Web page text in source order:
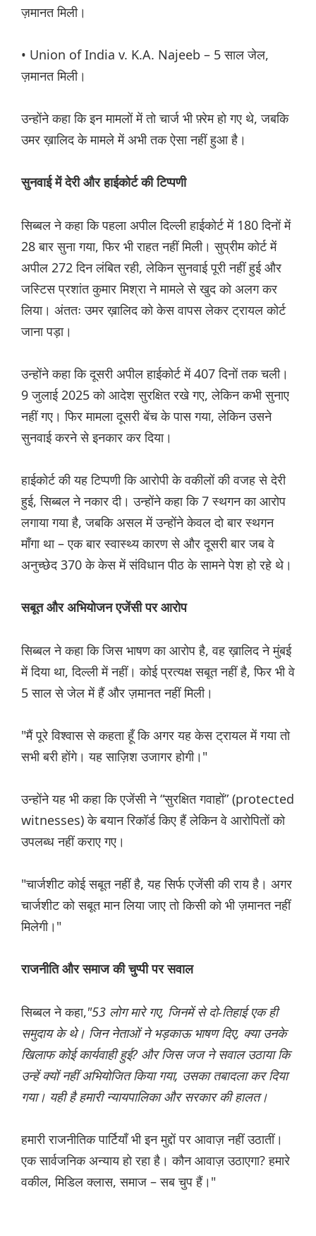
ज़मानत मिली।
• Union of India v. K.A. Najeeb – 5 साल जेल,
ज़मानत मिली।
उन्होंने कहा कि इन मामलों में तो चार्ज भी फ़्रेम हो गए थे, जबकि
उमर ख़ालिद के मामले में अभी तक ऐसा नहीं हुआ है।
सुनवाई में देरी और हाईकोर्ट की टिप्पणी
सिब्बल ने कहा कि पहला अपील दिल्ली हाईकोर्ट में 180 दिनों में
28 बार सुना गया, फिर भी राहत नहीं मिली। सुप्रीम कोर्ट में
अपील 272 दिन लंबित रही, लेकिन सुनवाई पूरी नहीं हुई और
जस्टिस प्रशांत कुमार मिश्रा ने मामले से खुद को अलग कर
लिया। अंततः उमर ख़ालिद को केस वापस लेकर ट्रायल कोर्ट
जाना पड़ा।
उन्होंने कहा कि दूसरी अपील हाईकोर्ट में 407 दिनों तक चली।
9 जुलाई 2025 को आदेश सुरक्षित रखे गए, लेकिन कभी सुनाए
नहीं गए। फिर मामला दूसरी बेंच के पास गया, लेकिन उसने
सुनवाई करने से इनकार कर दिया।
हाईकोर्ट की यह टिप्पणी कि आरोपी के वकीलों की वजह से देरी
हुई, सिब्बल ने नकार दी। उन्होंने कहा कि 7 स्थगन का आरोप
लगाया गया है, जबकि असल में उन्होंने केवल दो बार स्थगन
माँगा था – एक बार स्वास्थ्य कारण से और दूसरी बार जब वे
अनुच्छेद 370 के केस में संविधान पीठ के सामने पेश हो रहे थे।
सबूत और अभियोजन एजेंसी पर आरोप
सिब्बल ने कहा कि जिस भाषण का आरोप है, वह ख़ालिद ने मुंबई
में दिया था, दिल्ली में नहीं। कोई प्रत्यक्ष सबूत नहीं है, फिर भी वे
5 साल से जेल में हैं और ज़मानत नहीं मिली।
"मैं पूरे विश्वास से कहता हूँ कि अगर यह केस ट्रायल में गया तो
सभी बरी होंगे। यह साज़िश उजागर होगी।"
उन्होंने यह भी कहा कि एजेंसी ने “सुरक्षित गवाहों” (protected
witnesses) के बयान रिकॉर्ड किए हैं लेकिन वे आरोपितों को
उपलब्ध नहीं कराए गए।
"चार्जशीट कोई सबूत नहीं है, यह सिर्फ एजेंसी की राय है। अगर
चार्जशीट को सबूत मान लिया जाए तो किसी को भी ज़मानत नहीं
मिलेगी।"
राजनीति और समाज की चुप्पी पर सवाल
सिब्बल ने कहा,"53 लोग मारे गए, जिनमें से दो-तिहाई एक ही
समुदाय के थे। जिन नेताओं ने भड़काऊ भाषण दिए, क्या उनके
खिलाफ कोई कार्यवाही हुई? और जिस जज ने सवाल उठाया कि
उन्हें क्यों नहीं अभियोजित किया गया, उसका तबादला कर दिया
गया। यही है हमारी न्यायपालिका और सरकार की हालत।
हमारी राजनीतिक पार्टियाँ भी इन मुद्दों पर आवाज़ नहीं उठातीं।
एक सार्वजनिक अन्याय हो रहा है। कौन आवाज़ उठाएगा? हमारे
वकील, मिडिल क्लास, समाज – सब चुप हैं।"